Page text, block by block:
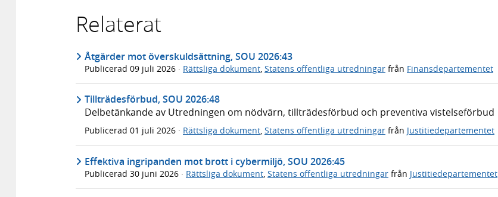
Relaterat
Åtgärder mot överskuldsättning, SOU 2026:43
Publicerad 09 juli 2026 · Rättsliga dokument Statens offentliga utredningar från Finansdepartementet
Tillträdesförbud, SOU 2026:48
Delbetänkande av Utredningen om nödvärn, tillträdesförbud och preventiva vistelseförbud
Publicerad 01 juli 2026 · Rättsliga dokument, Statens offentliga utredningar från Justitiedepartementet
Effektiva ingripanden mot brott i cybermiljö, SOU 2026:45
Publicerad 30 juni 2026 · Rättsliga dokument, Statens offentliga utredningar från Justitiedepartementet